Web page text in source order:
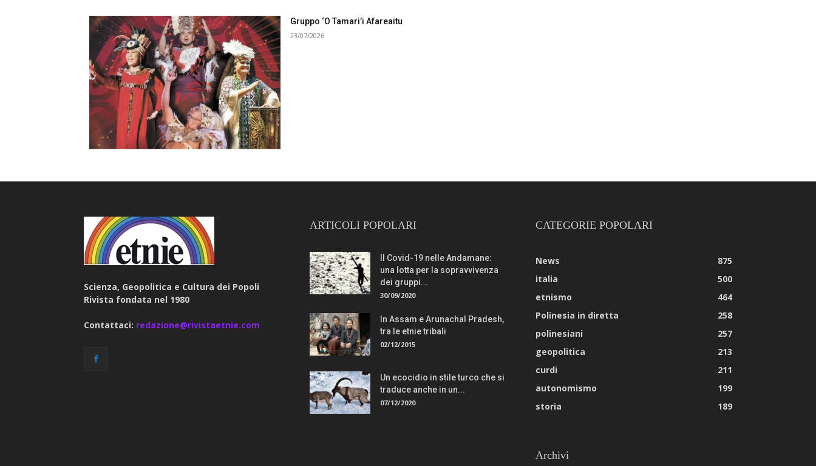
Gruppo ‘O Tamari’i Afareaitu
23/07/2026
Scienza, Geopolitica e Cultura dei Popoli
Rivista fondata nel 1980
Contattaci: redazione@rivistaetnie.com
ARTICOLI POPOLARI
Il Covid-19 nelle Andamane:
una lotta per la sopravvivenza
dei gruppi...
30/09/2020
In Assam e Arunachal Pradesh,
tra le etnie tribali
02/12/2015
Un ecocidio in stile turco che si
traduce anche in un...
07/12/2020
CATEGORIE POPOLARI
News
875
italia
500
etnismo
464
Polinesia in diretta
258
polinesiani
257
geopolitica
213
curdi
211
autonomismo
199
storia
189
Archivi